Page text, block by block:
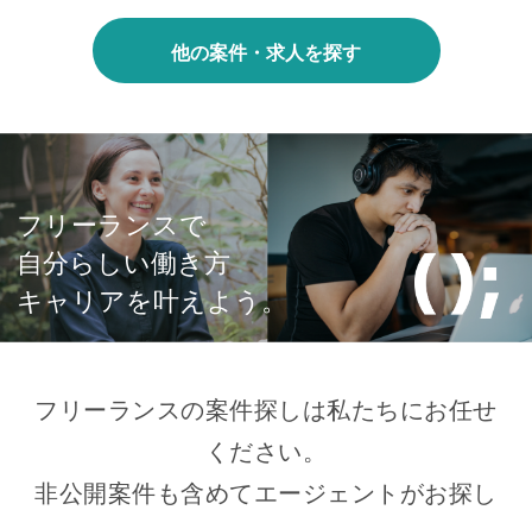
他の案件・求人を探す
フリーランスで
自分らしい働き方
キャリアを叶えよう。
フリーランスの案件探しは私たちにお任せ
ください。
非公開案件も含めてエージェントがお探し